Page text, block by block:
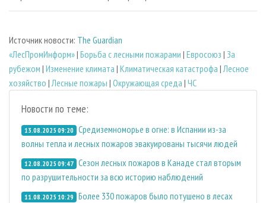
Источник новости: The Guardian
«ЛесПромИнформ»| Борьба с лесными пожарами | Евросоюз | За
рубежом | Изменение климата | Климатическая катастрофа |Лесное
хозяйство |Лесные пожары | Окружающая среда | ЧС
Новости по теме:
13.08.2025 09:20 Средиземноморье в огне: в Испании из-за
волны тепла и лесных пожаров эвакуированы тысячи людей
12.08.2025 09:47 Сезон лесных пожаров в Канаде стал вторым
по разрушительности за всю историю наблюдений
11.08.2025 10:29 Более 330 пожаров было потушено в лесах